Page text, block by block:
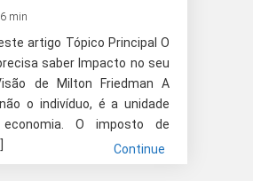
min
artigo Tópico Principal O
saber Impacto no seu
de Milton Friedman A
o indivíduo, é a unidade
O imposto de
Continue